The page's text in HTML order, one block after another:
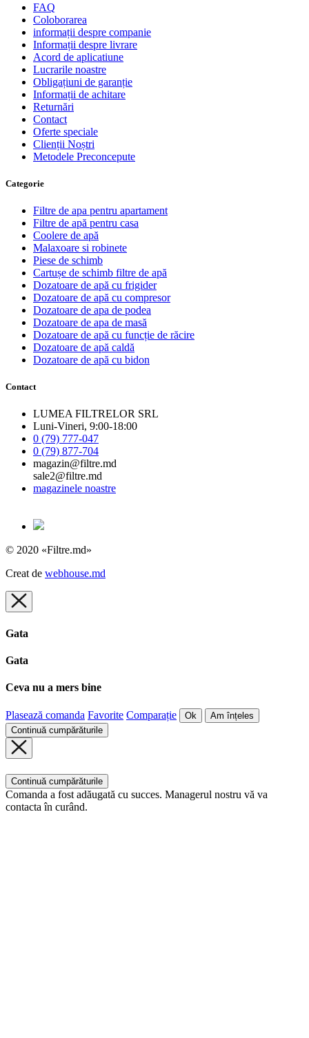
FAQ
Coloborarea
informații despre companie
Informații despre livrare
Acord de aplicatiune
Lucrarile noastre
Obligațiuni de garanție
Informații de achitare
Returnări
Contact
Oferte speciale
Clienții Noștri
Metodele Preconcepute
Сategorie
Filtre de apa pentru apartament
Filtre de apă pentru casa
Coolere de apă
Malaxoare si robinete
Piese de schimb
Cartușe de schimb filtre de apă
Dozatoare de apă cu frigider
Dozatoare de apă cu compresor
Dozatoare de apa de podea
Dozatoare de apa de masă
Dozatoare de apă cu funcție de răcire
Dozatoare de apă caldă
Dozatoare de apă cu bidon
Contact
LUMEA FILTRELOR SRL
Luni-Vineri, 9:00-18:00
0 (79) 777-047
0 (79) 877-704
magazin@filtre.md
sale2@filtre.md
magazinele noastre
© 2020 «Filtre.md»
Creat de webhouse.md
Gata
Gata
Ceva nu a mers bine
Plasează comanda Favorite Comparație Ok
Am înțeles
Continuă cumpărăturile
Continuă cumpărăturile
Comanda a fost adăugată cu succes. Managerul nostru vă va
contacta în curând.